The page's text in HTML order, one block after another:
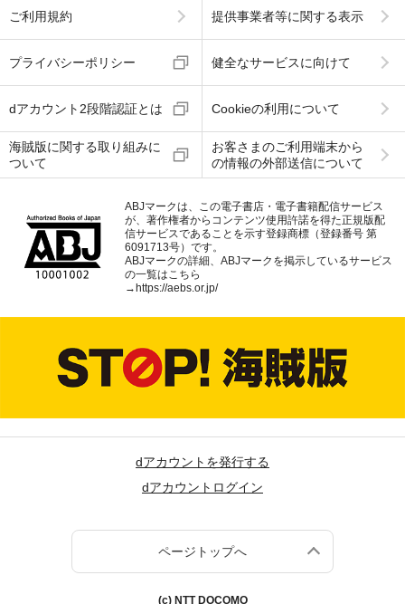
ご利用規約 提供事業者等に関する表示
プライバシーポリシー 健全なサービスに向けて
dアカウント2段階認証とは Cookieの利用について
海賊版に関する取り組みに
ついて
お客さまのご利用端末から
の情報の外部送信について
ABJマークは、この電子書店・電子書籍配信サービス
が、著作権者からコンテンツ使用許諾を得た正規版配
信サービスであることを示す登録商標（登録番号 第
6091713号）です。
ABJマークの詳細、ABJマークを掲示しているサービス
の一覧はこちら
→https://aebs.or.jp/
dアカウントを発行する
dアカウントログイン
ページトップへ
(c) NTT DOCOMO